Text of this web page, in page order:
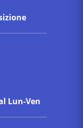
Lun-Ven